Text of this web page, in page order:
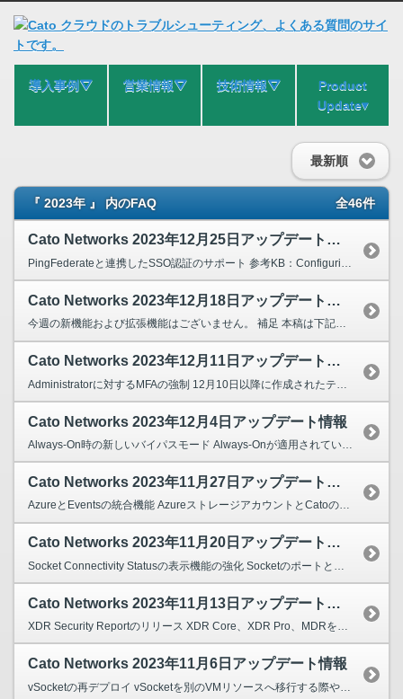
導入事例⛛ 営業情報⛛ 技術情報⛛
Product
Update▾
最新順
『 2023年 』 内のFAQ 全46件
Cato Networks 2023年12月25日アップデート情報
PingFederateと連携したSSO認証のサポート 参考KB：Configuring PingFederate SSO for your Account 補足 本稿...
Cato Networks 2023年12月18日アップデート情報
今週の新機能および拡張機能はございません。 補足 本稿は下記メーカーKBを参考に作成されています。 Product Update Dec 18th 2023
Cato Networks 2023年12月11日アップデート情報
Cato Networks 2023年12月4日アップデート情報
Always-On時の新しいバイパスモード Always-Onが適用されているユーザーはCato Client内で理由を記載し、 一時的にAlways-OnをバイパスしてCato Cli...
Cato Networks 2023年11月27日アップデート情報
AzureとEventsの統合機能 AzureストレージアカウントとCatoのEventsログを統合することで、 直接CatoのEventsログをAzureストレージアカウントへプッシュ...
Cato Networks 2023年11月20日アップデート情報
Socket Connectivity Statusの表示機能の強化 Socketのポートと接続ステータスを1つのステータスフィールドに統合しました。 Topology - Sock...
Cato Networks 2023年11月13日アップデート情報
XDR Security Reportのリリース XDR Core、XDR Pro、MDRを利用しているアカウントにおいて、CMA > Monitoring > Reportよ...
Cato Networks 2023年11月6日アップデート情報